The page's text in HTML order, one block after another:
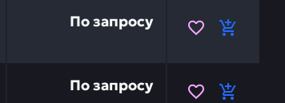
инвестиция в бесперебойную
По запросу
инвестиция в бесперебойную
По запросу